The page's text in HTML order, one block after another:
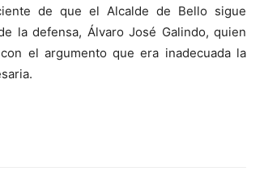
de que el Alcalde de Bello sigue
la defensa, Álvaro José Galindo, quien
el argumento que era inadecuada la